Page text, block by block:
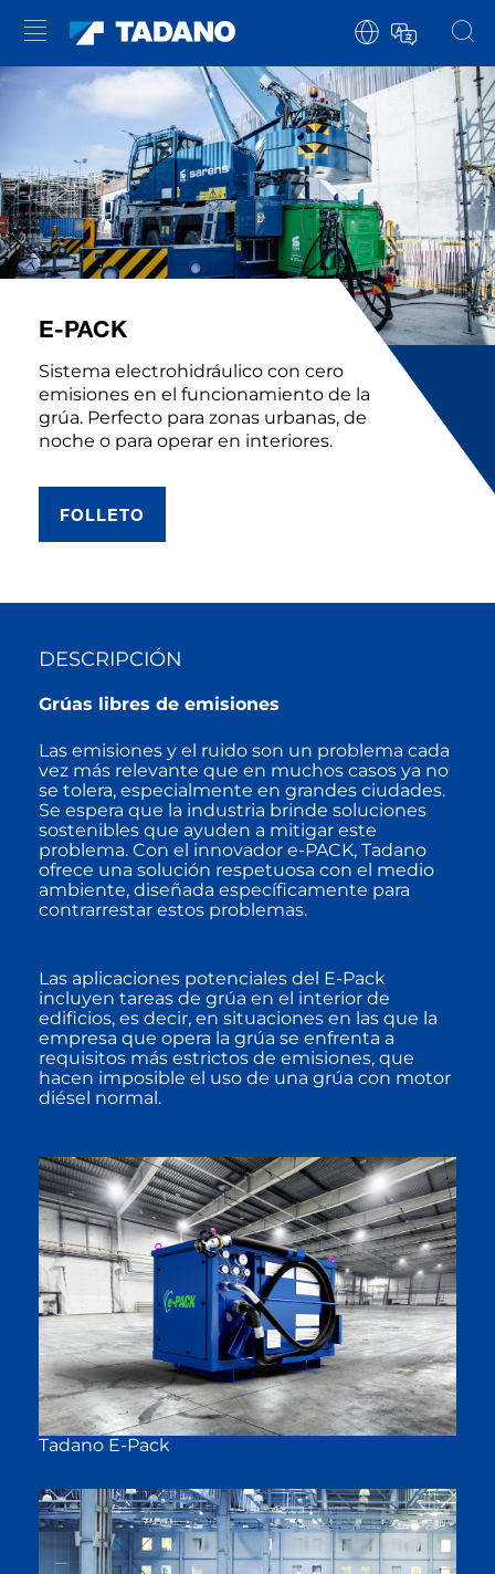
E-PACK
Sistema electrohidráulico con cero
emisiones en el funcionamiento de la
grúa. Perfecto para zonas urbanas, de
noche o para operar en interiores.
FOLLETO
DESCRIPCIÓN
Grúas libres de emisiones
Las emisiones y el ruido son un problema cada
vez más relevante que en muchos casos ya no
se tolera, especialmente en grandes ciudades.
Se espera que la industria brinde soluciones
sostenibles que ayuden a mitigar este
problema. Con el innovador e-PACK, Tadano
ofrece una solución respetuosa con el medio
ambiente, diseñada específicamente para
contrarrestar estos problemas.
Las aplicaciones potenciales del E-Pack
incluyen tareas de grúa en el interior de
edificios, es decir, en situaciones en las que la
empresa que opera la grúa se enfrenta a
requisitos más estrictos de emisiones, que
hacen imposible el uso de una grúa con motor
diésel normal.
Tadano E-Pack